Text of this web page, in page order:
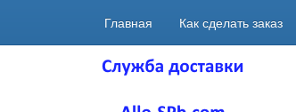
Главная Как сделать заказ